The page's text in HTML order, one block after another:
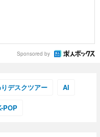
Sponsored by
デスクツアー AI
POP